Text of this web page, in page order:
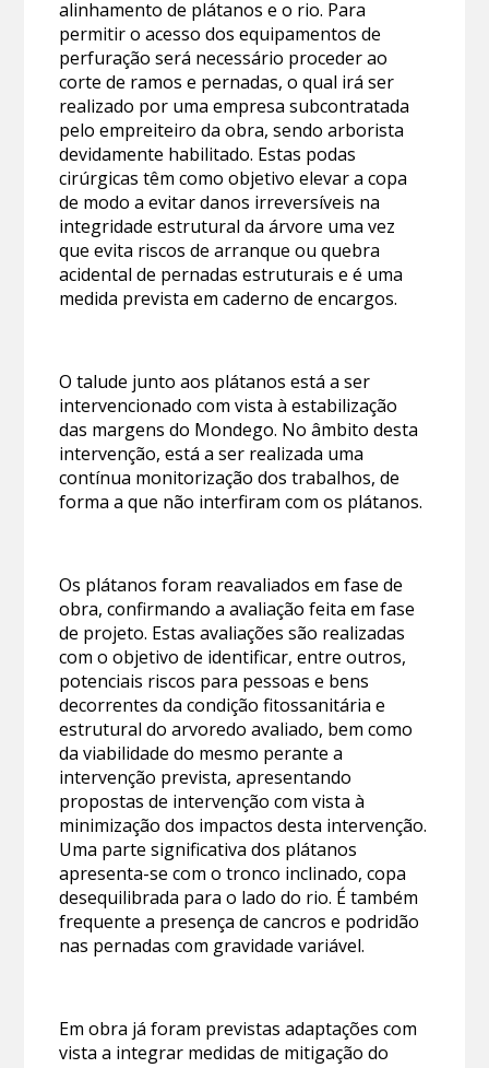
alinhamento de plátanos e o rio. Para
permitir o acesso dos equipamentos de
perfuração será necessário proceder ao
corte de ramos e pernadas, o qual irá ser
realizado por uma empresa subcontratada
pelo empreiteiro da obra, sendo arborista
devidamente habilitado. Estas podas
cirúrgicas têm como objetivo elevar a copa
de modo a evitar danos irreversíveis na
integridade estrutural da árvore uma vez
que evita riscos de arranque ou quebra
acidental de pernadas estruturais e é uma
medida prevista em caderno de encargos.
O talude junto aos plátanos está a ser
intervencionado com vista à estabilização
das margens do Mondego. No âmbito desta
intervenção, está a ser realizada uma
contínua monitorização dos trabalhos, de
forma a que não interfiram com os plátanos.
Os plátanos foram reavaliados em fase de
obra, confirmando a avaliação feita em fase
de projeto. Estas avaliações são realizadas
com o objetivo de identificar, entre outros,
potenciais riscos para pessoas e bens
decorrentes da condição fitossanitária e
estrutural do arvoredo avaliado, bem como
da viabilidade do mesmo perante a
intervenção prevista, apresentando
propostas de intervenção com vista à
minimização dos impactos desta intervenção.
Uma parte significativa dos plátanos
apresenta-se com o tronco inclinado, copa
desequilibrada para o lado do rio. É também
frequente a presença de cancros e podridão
nas pernadas com gravidade variável.
Em obra já foram previstas adaptações com
vista a integrar medidas de mitigação do